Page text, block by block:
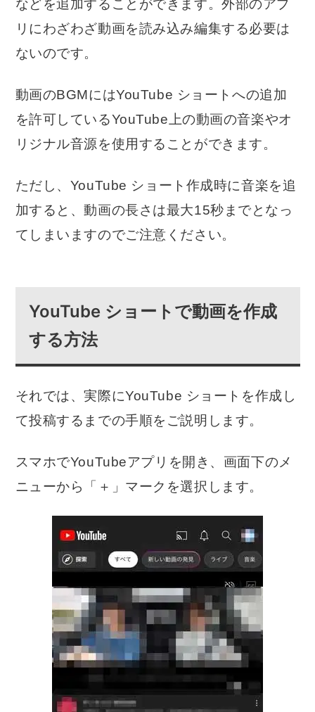
などを追加することができます。外部のアプ
リにわざわざ動画を読み込み編集する必要は
ないのです。
動画のBGMにはYouTube ショートへの追加
を許可しているYouTube上の動画の音楽やオ
リジナル音源を使用することができます。
ただし、YouTube ショート作成時に音楽を追
加すると、動画の長さは最大15秒までとなっ
てしまいますのでご注意ください。
YouTube ショートで動画を作成
する方法
それでは、実際にYouTube ショートを作成し
て投稿するまでの手順をご説明します。
スマホでYouTubeアプリを開き、画面下のメ
ニューから「＋」マークを選択します。